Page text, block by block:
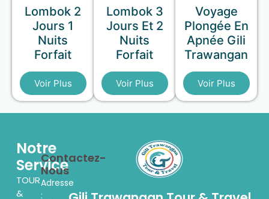
Lombok 2
Jours 1
Nuits
Forfait
Voir Plus
Lombok 3
Jours Et 2
Nuits
Forfait
Voir Plus
Voyage
Plongée En
Apnée Gili
Trawangan
Voir Plus
Notre
Service
TOUR
&
Contactez-
Nous
Adresse
: